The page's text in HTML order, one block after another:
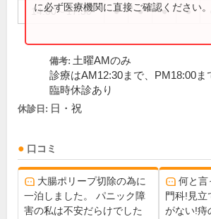
14:00～17:30 ● ● ● ●
に必ず医療機関に直接ご確認ください。
備考: 土曜AMのみ
診療はAM12:30まで、PM18:00ま
臨時休診あり
休診日: 日・祝
口コミ
大腸ポリープ切除の為に
一泊しました。 パニック障
害の私は不安だらけでした
何と言
門科!見立
がない!痔